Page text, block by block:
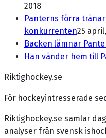
2018
Panterns förra
konkurrenten25
Backen lämnar
Han vänder hem till
Riktighockey.se
För hockeyintresserade
Riktighockey.se samlar
analyser från svensk